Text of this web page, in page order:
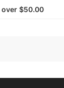
over $50.00